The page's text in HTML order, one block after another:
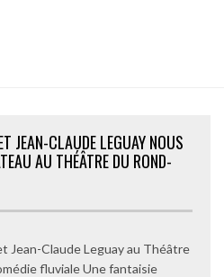
JEAN-CLAUDE LEGUAY NOUS
AU THÉÂTRE DU ROND-
Jean-Claude Leguay au Théâtre
fluviale Une fantaisie